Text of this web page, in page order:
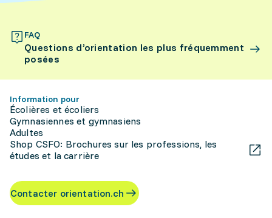
FAQ
Questions d’orientation les plus fréquemment
posées
Information pour
Écolières et écoliers
Gymnasiennes et gymnasiens
Adultes
Shop CSFO: Brochures sur les professions, les
études et la carrière
Contacter orientation.ch